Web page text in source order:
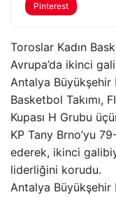
Pinterest
Toroslar Kadın
Avrupa’da ikinci
Antalya Büyükşehir
Basketbol Takımı,
Kupası H Grubu
KP Tany Brno’yu
ederek, ikinci
liderliğini korudu.
Antalya Büyükşehir